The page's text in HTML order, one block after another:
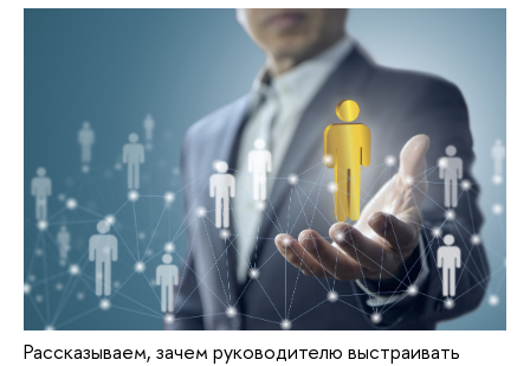
Рассказываем, зачем руководителю выстраивать